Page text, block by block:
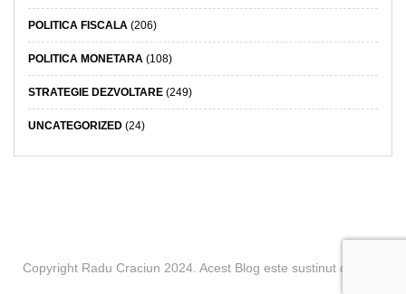
POLITICA FISCALA (206)
POLITICA MONETARA (108)
STRATEGIE DEZVOLTARE (249)
UNCATEGORIZED (24)
Copyright Radu Craciun 2024. Acest Blog este sustinut de BCR